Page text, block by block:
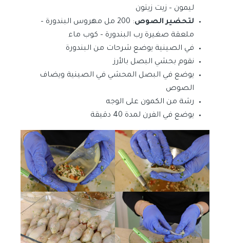
ليمون – زيت زيتون
لتحضير الصوص
: 200 مل مهروس البندورة –
ملعقة صغيرة رب البندورة – كوب ماء
في الصينية يوضع شرحات من البندورة
نقوم بحشي البصل بالأرز
يوضع في البصل المحشي في الصينية ويضاف
الصوص
رشة من الكمون على الوجه
يوضع في الفرن لمدة 40 دقيقة